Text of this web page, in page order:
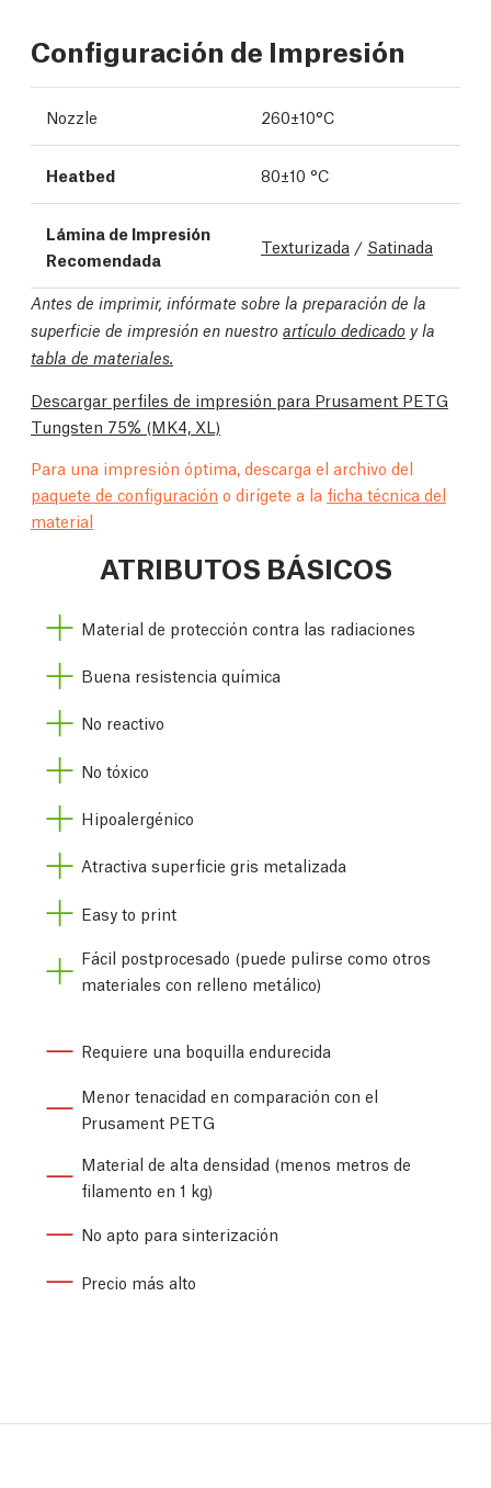
Configuración de Impresión
Nozzle 260±10°C
Heatbed 80±10 °C
Lámina de Impresión
Recomendada
Texturizada / Satinada
Antes de imprimir, infórmate sobre la preparación de la
superficie de impresión en nuestro artículo dedicado y la
tabla de materiales.
Descargar perfiles de impresión para Prusament PETG
Tungsten 75% (MK4, XL)
Para una impresión óptima, descarga el archivo del
paquete de configuración o dirígete a la ficha técnica del
material
ATRIBUTOS BÁSICOS
Material de protección contra las radiaciones
Buena resistencia química
No reactivo
No tóxico
Hipoalergénico
Atractiva superficie gris metalizada
Easy to print
Fácil postprocesado (puede pulirse como otros
materiales con relleno metálico)
Requiere una boquilla endurecida
Menor tenacidad en comparación con el
Prusament PETG
Material de alta densidad (menos metros de
filamento en 1 kg)
No apto para sinterización
Precio más alto